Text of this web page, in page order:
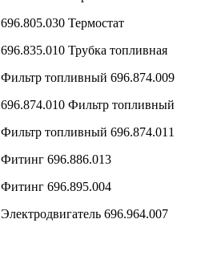
696.805.030 Термостат
696.835.010 Трубка топливная
Фильтр топливный 696.874.009
696.874.010 Фильтр топливный
Фильтр топливный 696.874.011
Фитинг 696.886.013
Фитинг 696.895.004
Электродвигатель 696.964.007